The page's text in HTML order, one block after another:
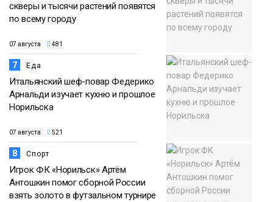
скверы и тысячи растений появятся
по всему городу
07 августа 481
7 Еда
Итальянский шеф-повар Федерико
Арнальди изучает кухню и прошлое
Норильска
07 августа 521
8 Спорт
Игрок ФК «Норильск» Артём
Антошкин помог сборной России
взять золото в футзальном турнире